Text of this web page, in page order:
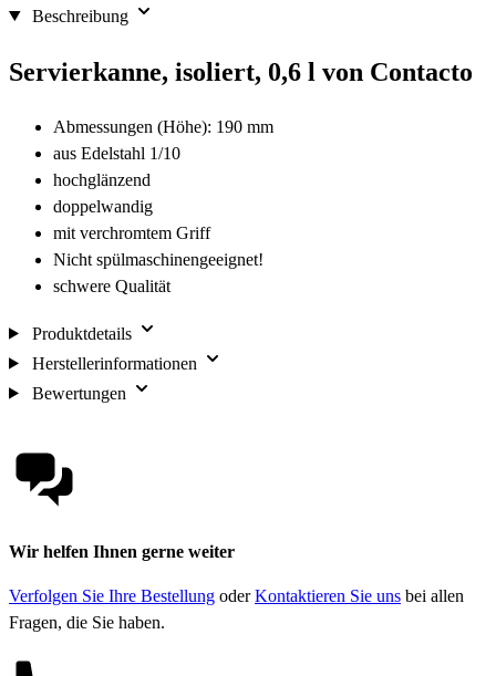
Beschreibung
Servierkanne, isoliert, 0,6 l von Contacto
Abmessungen (Höhe): 190 mm
aus Edelstahl 1/10
hochglänzend
doppelwandig
mit verchromtem Griff
Nicht spülmaschinengeeignet!
schwere Qualität
Produktdetails
Herstellerinformationen
Bewertungen
Wir helfen Ihnen gerne weiter
Verfolgen Sie Ihre Bestellung oderKontaktieren Sie uns bei allen
Fragen, die Sie haben.